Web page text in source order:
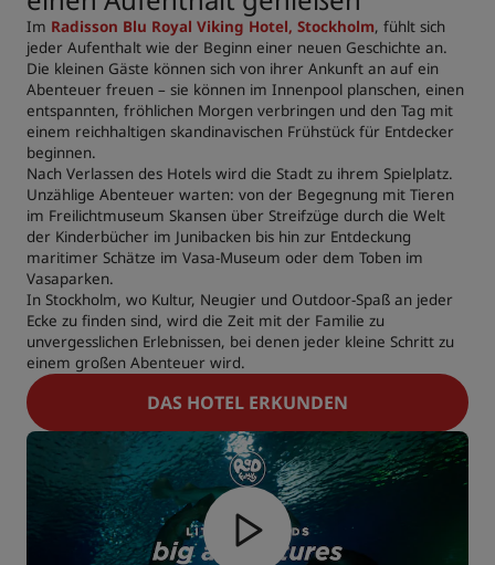
Im Radisson Blu Royal Viking Hotel, Stockholm, fühlt sich
jeder Aufenthalt wie der Beginn einer neuen Geschichte an.
Die kleinen Gäste können sich von ihrer Ankunft an auf ein
Abenteuer freuen – sie können im Innenpool planschen, einen
entspannten, fröhlichen Morgen verbringen und den Tag mit
einem reichhaltigen skandinavischen Frühstück für Entdecker
beginnen.
Nach Verlassen des Hotels wird die Stadt zu ihrem Spielplatz.
Unzählige Abenteuer warten: von der Begegnung mit Tieren
im Freilichtmuseum Skansen über Streifzüge durch die Welt
der Kinderbücher im Junibacken bis hin zur Entdeckung
maritimer Schätze im Vasa-Museum oder dem Toben im
Vasaparken.
In Stockholm, wo Kultur, Neugier und Outdoor-Spaß an jeder
Ecke zu finden sind, wird die Zeit mit der Familie zu
unvergesslichen Erlebnissen, bei denen jeder kleine Schritt zu
einem großen Abenteuer wird.
DAS HOTEL ERKUNDEN